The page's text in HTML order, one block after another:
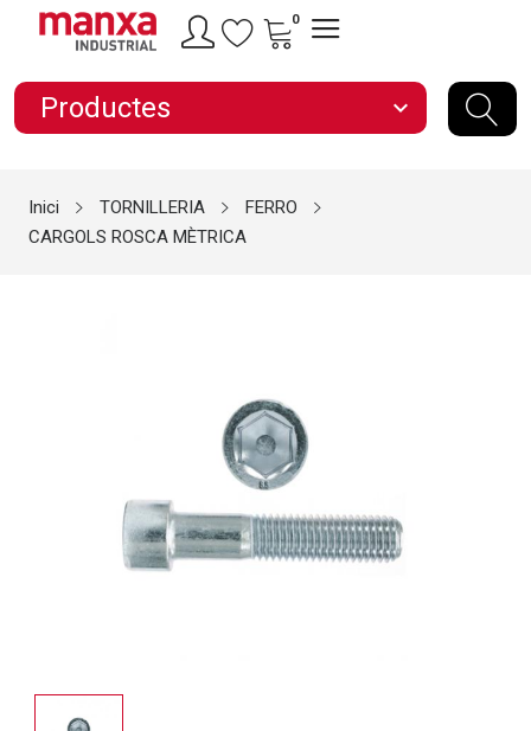
0
Productes expand_more
Inici TORNILLERIA
FERRO
CARGOLS ROSCA MÈTRICA